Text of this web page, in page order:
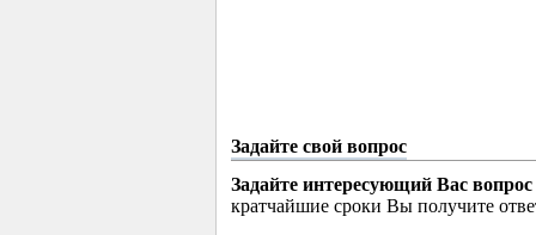
Задайте свой вопрос
Задайте интересующий Вас вопрос
кратчайшие сроки Вы получите